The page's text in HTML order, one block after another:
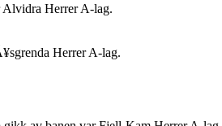
Alvidra Herrer A-lag.
Herrer A-lag.